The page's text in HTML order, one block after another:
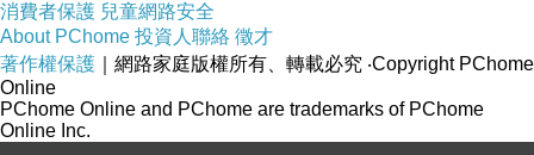
消費者保護 兒童網路安全
About PChome 投資人聯絡 徵才
著作權保護 ｜網路家庭版權所有、轉載必究 ‧Copyright PChome
Online
PChome Online and PChome are trademarks of PChome
Online Inc.